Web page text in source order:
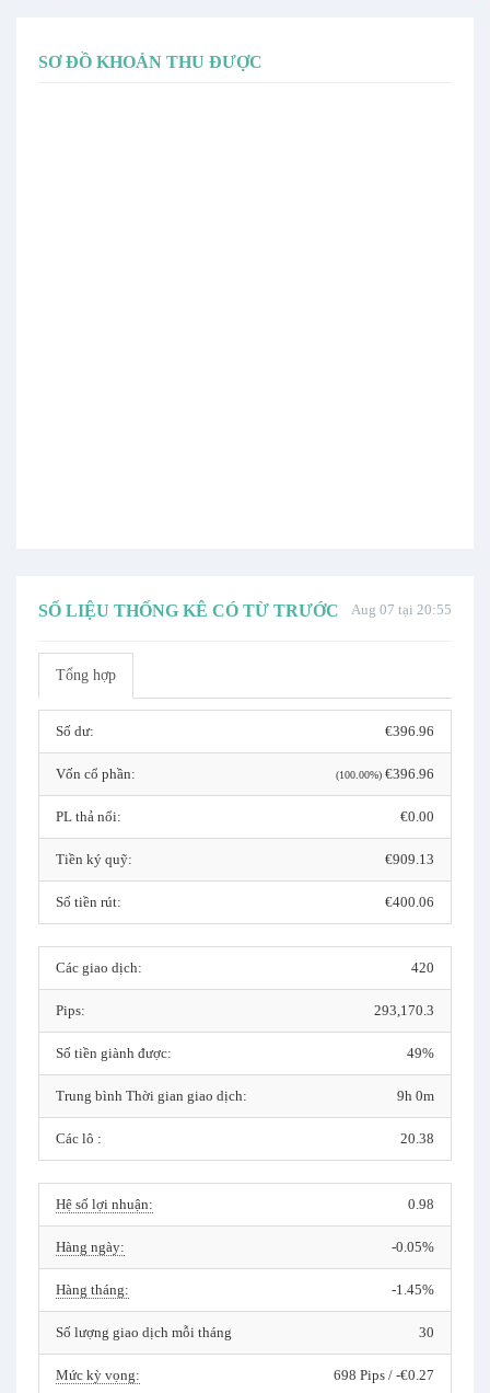
SƠ ĐỒ KHOẢN THU ĐƯỢC
Aug 07 tại 20:55
SỐ LIỆU THỐNG KÊ CÓ TỪ TRƯỚC
Tổng hợp
Số dư: €396.96
Vốn cổ phần: (100.00%) €396.96
PL thả nổi: €0.00
Tiền ký quỹ: €909.13
Số tiền rút: €400.06
Các giao dịch: 420
Pips: 293,170.3
Số tiền giành được: 49%
Trung bình Thời gian giao dịch: 9h 0m
Các lô : 20.38
Hệ số lợi nhuận: 0.98
Hàng ngày: -0.05%
Hàng tháng: -1.45%
Số lượng giao dịch mỗi tháng 30
Mức kỳ vọng: 698 Pips / -€0.27